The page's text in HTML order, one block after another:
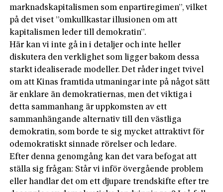
marknadskapitalismen som enpartiregimen”, vilket
på det viset ”omkullkastar illusionen om att
kapitalismen leder till demokratin”.
Här kan vi inte gå in i detaljer och inte heller
diskutera den verklighet som ligger bakom dessa
starkt idealiserade modeller. Det råder inget tvivel
om att Kinas framtida utmaningar inte på något sätt
är enklare än demokratiernas, men det viktiga i
detta sammanhang är uppkomsten av ett
sammanhängande alternativ till den västliga
demokratin, som borde te sig mycket attraktivt för
odemokratiskt sinnade rörelser och ledare.
Efter denna genomgång kan det vara befogat att
ställa sig frågan: Står vi inför övergående problem
eller handlar det om ett djupare trendskifte efter tre